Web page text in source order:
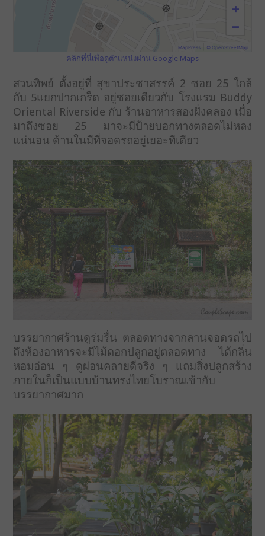
+
−
MapPress| © OpenStreetMap
คลิกที่นี่เพื่อดูตำแหน่งผ่าน Google Maps
สวนทิพย์ ตั้งอยู่ที่ สุขาประชาสรรค์ 2 ซอย 25 ใกล้
กับ 5แยกปากเกร็ด อยู่ซอยเดียวกับ โรงแรม Buddy
Oriental Riverside กับ ร้านอาหารสองฝั่งคลอง เมื่อ
มาถึงซอย 25 มาจะมีป้ายบอกทางตลอดไม่หลง
แน่นอน ด้านในมีที่จอดรถอยู่เยอะทีเดียว
บรรยากาศร้านดูร่มรื่น ตลอดทางจากลานจอดรถไป
ถึงห้องอาหารจะมีไม้ดอกปลูกอยู่ตลอดทาง ได้กลิ่น
หอมอ่อน ๆ ดูผ่อนคลายดีจริง ๆ แถมสิ่งปลูกสร้าง
ภายในก็เป็นแบบบ้านทรงไทยโบราณเข้ากับ
บรรยากาศมาก